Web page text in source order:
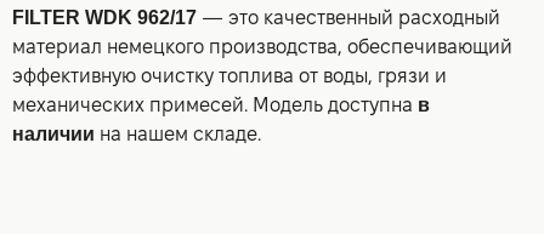
FILTER WDK 962/17 — это качественный расходный
материал немецкого производства, обеспечивающий
эффективную очистку топлива от воды, грязи и
механических примесей. Модель доступна в
наличии на нашем складе.